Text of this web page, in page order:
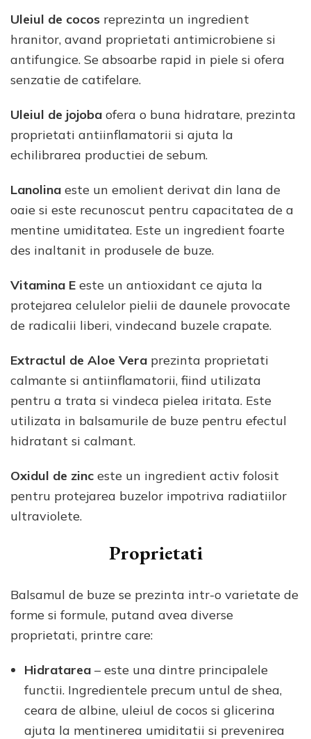
Uleiul de cocos reprezinta un ingredient
hranitor, avand proprietati antimicrobiene si
antifungice. Se absoarbe rapid in piele si ofera
senzatie de catifelare.
Uleiul de jojoba ofera o buna hidratare, prezinta
proprietati antiinflamatorii si ajuta la
echilibrarea productiei de sebum.
Lanolina este un emolient derivat din lana de
oaie si este recunoscut pentru capacitatea de a
mentine umiditatea. Este un ingredient foarte
des inaltanit in produsele de buze.
Vitamina E este un antioxidant ce ajuta la
protejarea celulelor pielii de daunele provocate
de radicalii liberi, vindecand buzele crapate.
Extractul de Aloe Vera prezinta proprietati
calmante si antiinflamatorii, fiind utilizata
pentru a trata si vindeca pielea iritata. Este
utilizata in balsamurile de buze pentru efectul
hidratant si calmant.
Oxidul de zinc este un ingredient activ folosit
pentru protejarea buzelor impotriva radiatiilor
ultraviolete.
Proprietati
Balsamul de buze se prezinta intr-o varietate de
forme si formule, putand avea diverse
proprietati, printre care:
Hidratarea – este una dintre principalele
functii. Ingredientele precum untul de shea,
ceara de albine, uleiul de cocos si glicerina
ajuta la mentinerea umiditatii si prevenirea